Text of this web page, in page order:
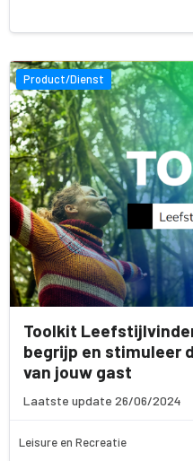
Product/Dienst
Toolkit
begrijp en stimuleer
van jouw gast
Laatste update 26/06/2024
Leisure en Recreatie